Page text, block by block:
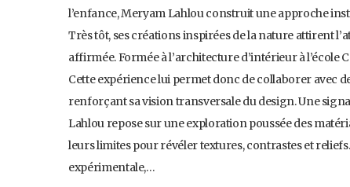
l’enfance, Meryam Lahlou construit une approche
Très tôt, ses créations inspirées de la nature attirent
affirmée. Formée à l’architecture d’intérieur à l’école
Cette expérience lui permet donc de collaborer avec
renforçant sa vision transversale du design. Une
Lahlou repose sur une exploration poussée des
leurs limites pour révéler textures, contrastes et
expérimentale,…